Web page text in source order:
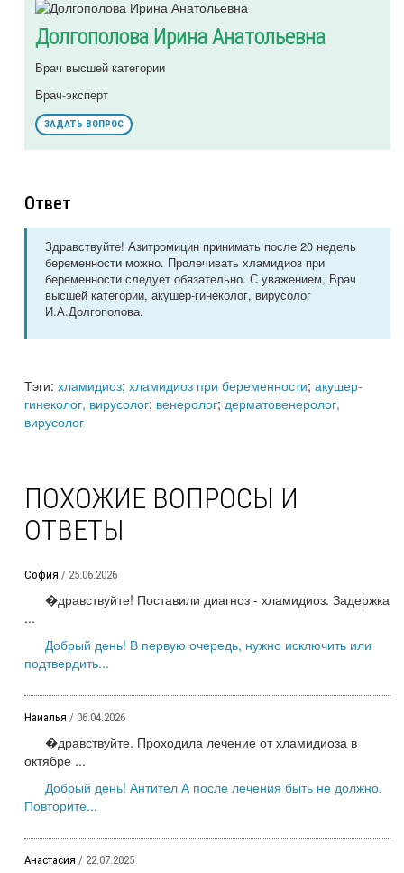
Долгополова Ирина Анатольевна
Врач высшей категории
Врач-эксперт
ЗАДАТЬ ВОПРОС
Ответ
Здравствуйте! Азитромицин принимать после 20 недель
беременности можно. Пролечивать хламидиоз при
беременности следует обязательно. С уважением, Врач
высшей категории, акушер-гинеколог, вирусолог
И.А.Долгополова.
Тэги: хламидиоз; хламидиоз при беременности; акушер-
гинеколог, вирусолог; венеролог; дерматовенеролог,
вирусолог
ПОХОЖИЕ ВОПРОСЫ И
ОТВЕТЫ
София / 25.06.2026
�дравствуйте! Поставили диагноз - хламидиоз. Задержка
...
Добрый день! В первую очередь, нужно исключить или
подтвердить...
Наиалья / 06.04.2026
�дравствуйте. Проходила лечение от хламидиоза в
октябре ...
Добрый день! Антител А после лечения быть не должно.
Повторите...
Анастасия / 22.07.2025